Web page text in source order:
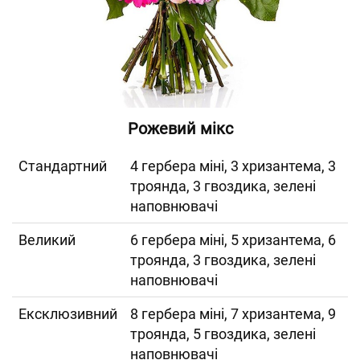
Рожевий мікс
Cтандартний
4 гербера міні, 3 хризантема, 3
троянда, 3 гвоздика, зелені
наповнювачі
Великий
6 гербера міні, 5 хризантема, 6
троянда, 3 гвоздика, зелені
наповнювачі
Ексклюзивний
8 гербера міні, 7 хризантема, 9
троянда, 5 гвоздика, зелені
наповнювачі